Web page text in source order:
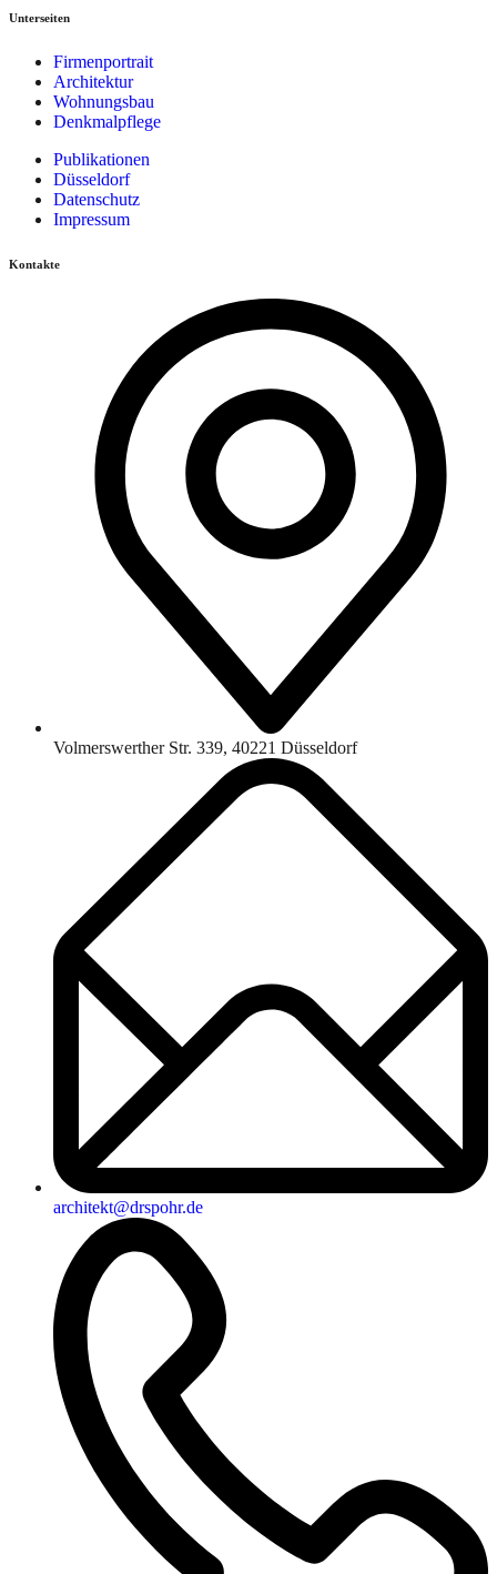
Unterseiten
Firmenportrait
Architektur
Wohnungsbau
Denkmalpflege
Publikationen
Düsseldorf
Datenschutz
Impressum
Kontakte
Volmerswerther Str. 339, 40221 Düsseldorf
architekt@drspohr.de